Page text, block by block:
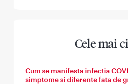
Cele mai
Cum se manifesta infectia
simptome si diferente fata de